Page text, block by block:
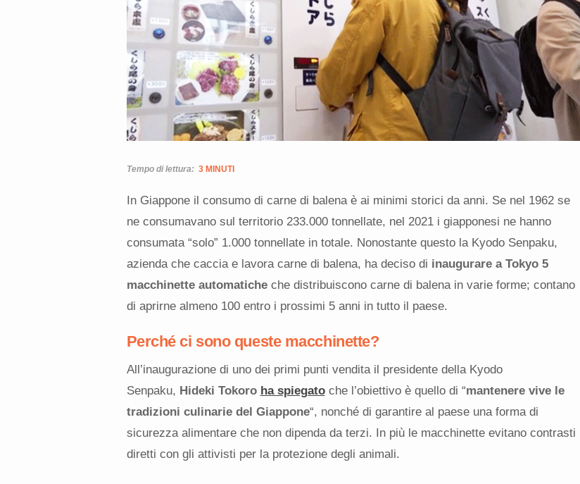
Tempo di lettura: 3 MINUTI
In Giappone il consumo di carne di balena è ai minimi storici da anni. Se nel 1962 se
ne consumavano sul territorio 233.000 tonnellate, nel 2021 i giapponesi ne hanno
consumata “solo” 1.000 tonnellate in totale. Nonostante questo la Kyodo Senpaku,
azienda che caccia e lavora carne di balena, ha deciso di inaugurare a Tokyo 5
macchinette automaticheche distribuiscono carne di balena in varie forme; contano
di aprirne almeno 100 entro i prossimi 5 anni in tutto il paese.
Perché ci sono queste macchinette?
All’inaugurazione di uno dei primi punti vendita il presidente della Kyodo
Senpaku, Hideki Tokoro ha spiegatoche l’obiettivo è quello di “mantenere vive le
tradizioni culinarie del Giappone“, nonché di garantire al paese una forma di
sicurezza alimentare che non dipenda da terzi. In più le macchinette evitano contrasti
diretti con gli attivisti per la protezione degli animali.